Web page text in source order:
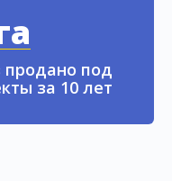
продано под
за 10 лет